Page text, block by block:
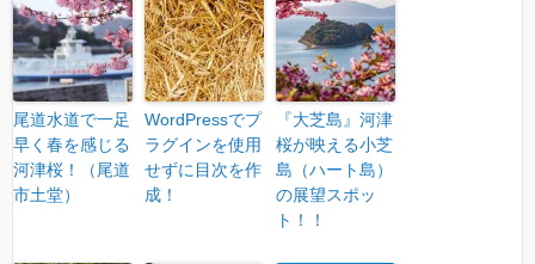
尾道水道で一足
早く春を感じる
河津桜！（尾道
市土堂）
WordPressでプ
ラグインを使用
せずに目次を作
成！
『大芝島』河津
桜が映える小芝
島（ハート島）
の展望スポッ
ト！！